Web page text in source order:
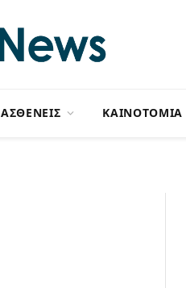
ΑΣΘΕΝΕΙΣ ΚΑΙΝΟΤΟΜΙΑ